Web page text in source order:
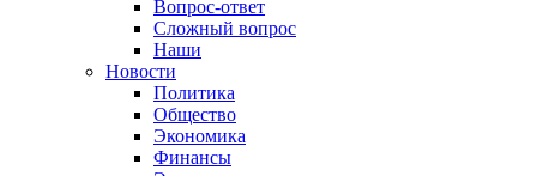
Вопрос-ответ
Сложный вопрос
Наши
Новости
Политика
Общество
Экономика
Финансы